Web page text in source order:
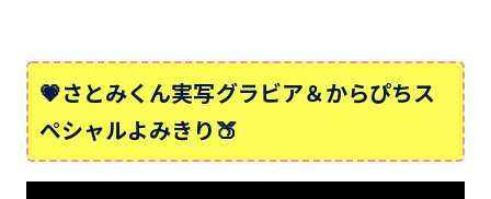
💗さとみくん実写グラビア＆からぴちス
ペシャルよみきり🍑